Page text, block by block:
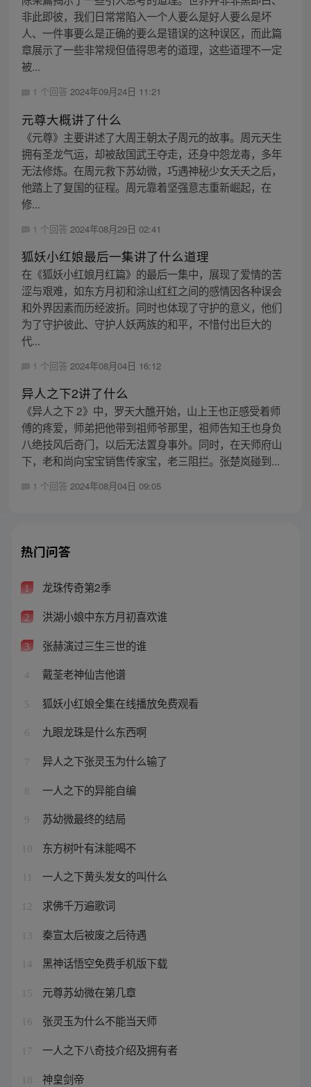
非此即彼，我们日常常陷入一个人要么是好人要么是坏
人、一件事要么是正确的要么是错误的这种误区，而此篇
章展示了一些非常规但值得思考的道理，这些道理不一定
被...
1 个回答 2024年09月24日 11:21
元尊大概讲了什么
《元尊》主要讲述了大周王朝太子周元的故事。周元天生
拥有圣龙气运，却被敌国武王夺走，还身中怨龙毒，多年
无法修炼。在周元救下苏幼微，巧遇神秘少女夭夭之后，
他踏上了复国的征程。周元靠着坚强意志重新崛起，在
修...
1 个回答 2024年08月29日 02:41
狐妖小红娘最后一集讲了什么道理
在《狐妖小红娘月红篇》的最后一集中，展现了爱情的苦
涩与艰难，如东方月初和涂山红红之间的感情因各种误会
和外界因素而历经波折。同时也体现了守护的意义，他们
为了守护彼此、守护人妖两族的和平，不惜付出巨大的
代...
1 个回答 2024年08月04日 16:12
异人之下2讲了什么
《异人之下 2》中，罗天大醮开始，山上王也正感受着师
傅的疼爱，师弟把他带到祖师爷那里，祖师告知王也身负
八绝技风后奇门，以后无法置身事外。同时，在天师府山
下，老和尚向宝宝销售传家宝，老三阻拦。张楚岚碰到...
1 个回答 2024年08月04日 09:05
热门问答
1 龙珠传奇第2季
2 洪湖小娘中东方月初喜欢谁
3 张赫演过三生三世的谁
4 戴荃老神仙吉他谱
5 狐妖小红娘全集在线播放免费观看
6 九眼龙珠是什么东西啊
7 异人之下张灵玉为什么输了
8 一人之下的异能自编
9 苏幼微最终的结局
10 东方树叶有沬能喝不
一人之下黄头发女的叫什么
12 求佛千万遍歌词
13 秦宣太后被废之后待遇
14 黑神话悟空免费手机版下载
15 元尊苏幼微在第几章
16 张灵玉为什么不能当天师
17 一人之下八奇技介绍及拥有者
18 神皇剑帝